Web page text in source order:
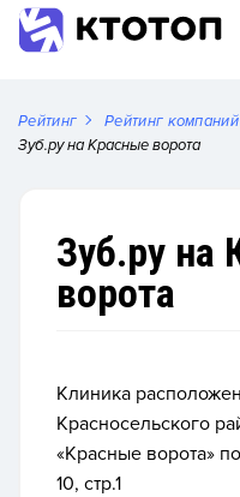
Рейтинг Рейтинг компаний
Зуб.ру на Красные ворота
Зуб.ру на
ворота
Клиника
Красносельского
«Красные ворота»
10, стр.1